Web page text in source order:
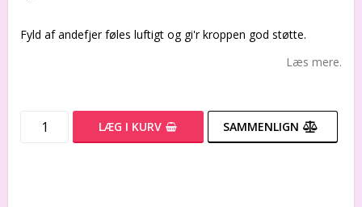
Fyld af andefjer føles luftigt og gi'r kroppen god støtte.
Læs mere.
LÆG I KURV SAMMENLIGN